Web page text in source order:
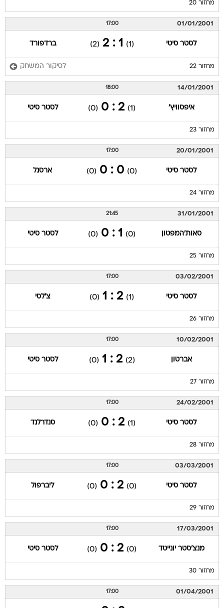
מחזור 20
01/01/2001
17:00
לסטר סיטי (1)
1 : 2
(2) ברדפורד
מחזור 22 לסיקור המשחק
14/01/2001
18:00
איפסוויץ' (1)
2 : 0
(0) לסטר סיטי
מחזור 23
20/01/2001
17:00
לסטר סיטי (0)
0 : 0
(0) ארסנל
מחזור 24
31/01/2001
21:45
סאות'המפטון (0)
1 : 0
(0) לסטר סיטי
מחזור 25
03/02/2001
17:00
לסטר סיטי (1)
2 : 1
(0) צ'לסי
מחזור 26
10/02/2001
17:00
אברטון (2)
2 : 1
(0) לסטר סיטי
מחזור 27
24/02/2001
17:00
לסטר סיטי (1)
2 : 0
(0) סנדרלנד
מחזור 28
03/03/2001
17:00
לסטר סיטי (0)
2 : 0
(0) ליברפול
מחזור 29
17/03/2001
17:00
מנצ'סטר יונייטד (0)
2 : 0
(0) לסטר סיטי
מחזור 30
01/04/2001
17:00